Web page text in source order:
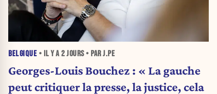
BELGIQUE • IL Y A 2 JOURS• PAR J.PE
Georges-Louis Bouchez : « La gauche
peut critiquer la presse, la justice, cela